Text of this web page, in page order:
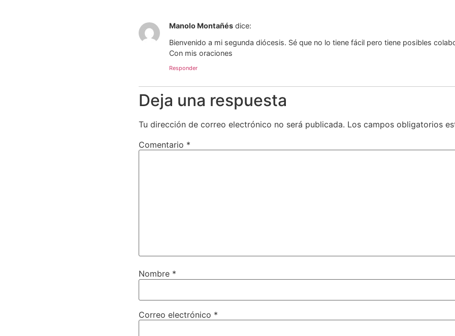
Manolo Montañés dice:
Bienvenido a mi segunda diócesis. Sé que no lo tiene fácil pero tiene posibles
Con mis oraciones
Responder
Deja una respuesta
Tu dirección de correo electrónico no será publicada. Los campos obligatorios
Comentario *
Nombre *
Correo electrónico *